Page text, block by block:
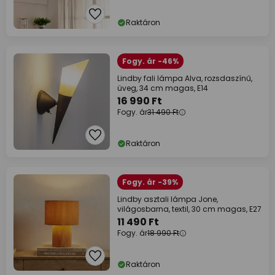
Raktáron
Fogy. ár -46%
Lindby fali lámpa Alva, rozsdaszínű,
üveg, 34 cm magas, E14
16 990 Ft
Fogy. ár31 490 Ft
Raktáron
Fogy. ár -39%
Lindby asztali lámpa Jone,
világosbarna, textil, 30 cm magas, E27
11 490 Ft
Fogy. ár18 990 Ft
Raktáron